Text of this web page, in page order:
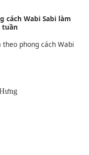
cách Wabi Sabi làm
tuần
phong cách Wabi